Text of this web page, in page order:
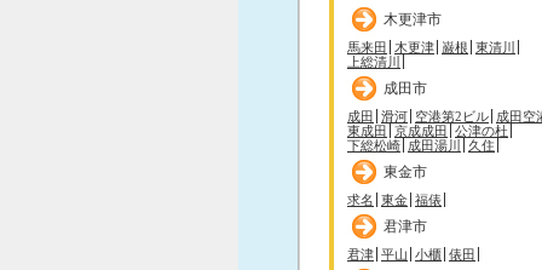
木更津市
馬来田 木更津 巌根 東清川
上総清川
成田市
成田 滑河 空港第2ビル 成田空
東成田 京成成田 公津の杜
下総松崎 成田湯川 久住
東金市
求名 東金 福俵
君津市
君津 平山 小櫃 俵田